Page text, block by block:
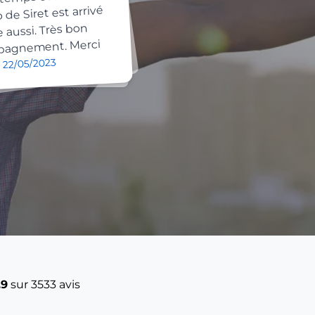
Siret est arrivé
Très bon
Merci
05/2023
sur 3533 avis